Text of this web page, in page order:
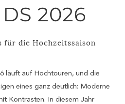
2026
für die Hochzeitssaison
läuft auf Hochtouren, und die
eines ganz deutlich: Moderne
Kontrasten. In diesem Jahr